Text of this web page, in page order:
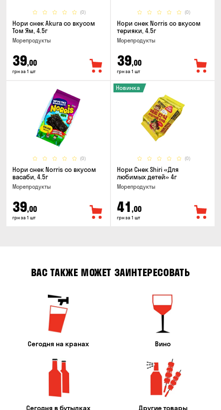
(0)
Нори снек Akura со вкусом
Том Ям, 4.5г
Морепродукты
39,00
грн за 1 шт
(0)
Нори снек Norris со вкусом
терияки, 4.5г
Морепродукты
39,00
грн за 1 шт
(0)
Нори снек Norris со вкусом
васаби, 4.5г
Морепродукты
39,00
грн за 1 шт
(0)
Новинка
Нори Снек Shiri «Для
любимых детей» 4г
Морепродукты
41 ,00
грн за 1 шт
ВАС ТАКЖЕ МОЖЕТ ЗАИНТЕРЕСОВАТЬ
Сегодня на кранах Вино
Сегодня в бутылках Другие товары